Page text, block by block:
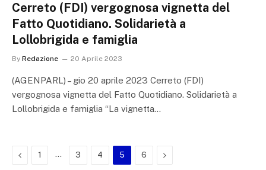
Cerreto (FDI) vergognosa vignetta del
Fatto Quotidiano. Solidarietà a
Lollobrigida e famiglia
By Redazione 20 Aprile 2023
(AGENPARL) – gio 20 aprile 2023 Cerreto (FDI)
vergognosa vignetta del Fatto Quotidiano. Solidarietà a
Lollobrigida e famiglia “La vignetta…
Previous
1 … 3 4 5 6 Next